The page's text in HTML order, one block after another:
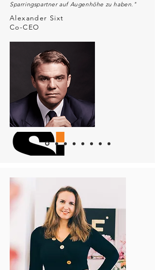
Sparringspartner auf Augenhöhe zu haben."
Alexander Sixt
Co-CEO